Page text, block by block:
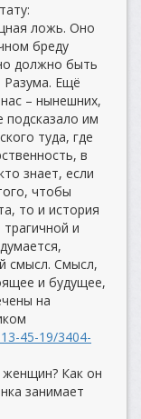
ложь. Оно
бреду
должно быть
Разума. Ещё
– нынешних,
подсказало им
туда, где
в
знает, если
чтобы
то и история
и
смысл. Смысл,
и будущее,
на
45-19/3404-
женщин? Как он
занимает